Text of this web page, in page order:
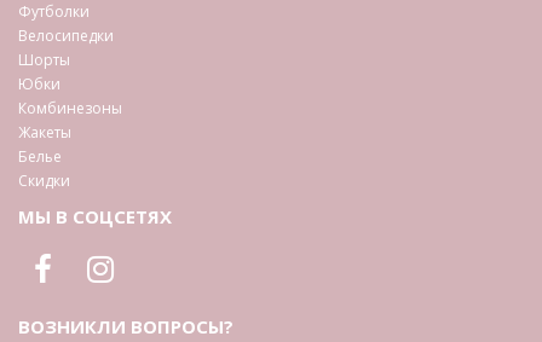
Футболки
Велосипедки
Шорты
Юбки
Комбинезоны
Жакеты
Белье
Скидки
МЫ В СОЦСЕТЯХ
ВОЗНИКЛИ ВОПРОСЫ?